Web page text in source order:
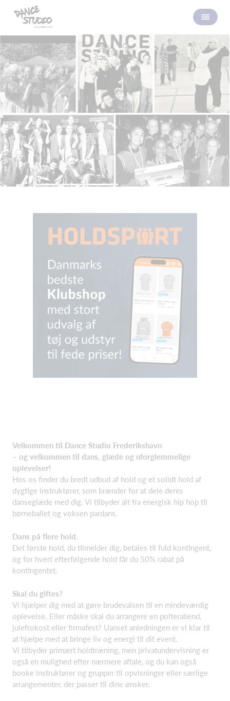
Velkommen til Dance Studio Frederikshavn
– og velkommen til dans, glæde og uforglemmelige
oplevelser!
Hos os finder du bredt udbud af hold og et solidt hold af
dygtige instruktører, som brænder for at dele deres
danseglæde med dig. Vi tilbyder alt fra energisk hip hop til
børneballet og voksen pardans.
Dans på flere hold.
Det første hold, du tilmelder dig, betales til fuld kontingent,
og for hvert efterfølgende hold får du 50% rabat på
kontingentet.
Skal du giftes?
Vi hjælper dig med at gøre brudevalsen til en mindeværdig
oplevelse. Eller måske skal du arrangere en polterabend,
julefrokost eller firmafest? Uanset anledningen er vi klar til
at hjælpe med at bringe liv og energi til dit event.
Vi tilbyder primært holdtræning, men privatundervisning er
også en mulighed efter nærmere aftale, og du kan også
booke instruktører og grupper til opvisninger eller særlige
arrangementer, der passer til dine ønsker.